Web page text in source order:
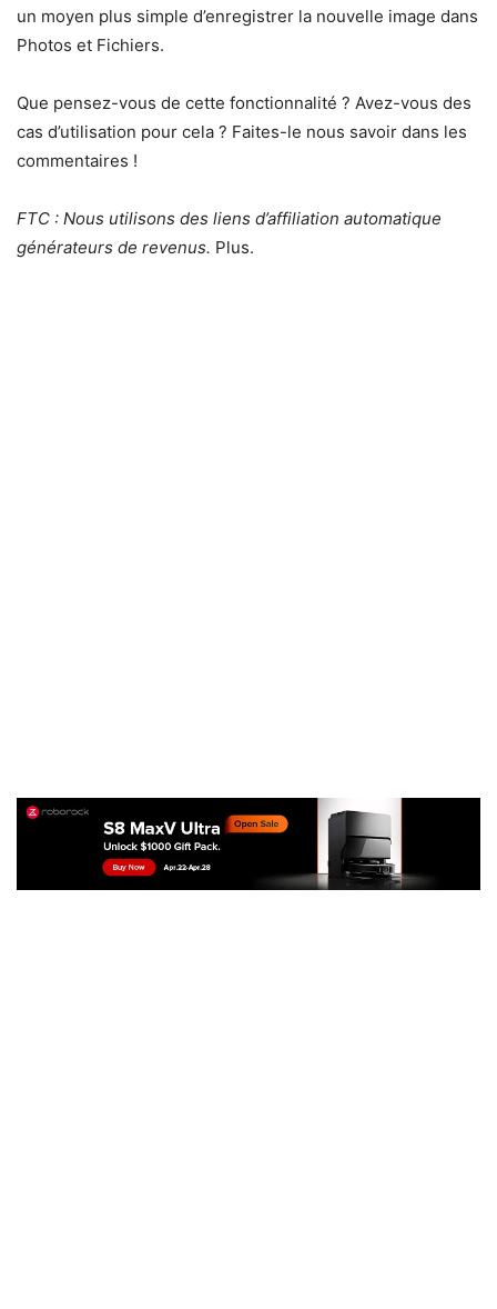
un moyen plus simple d’enregistrer la nouvelle image dans
Photos et Fichiers.
Que pensez-vous de cette fonctionnalité ? Avez-vous des
cas d’utilisation pour cela ? Faites-le nous savoir dans les
commentaires !
FTC : Nous utilisons des liens d’affiliation automatique
générateurs de revenus. Plus.